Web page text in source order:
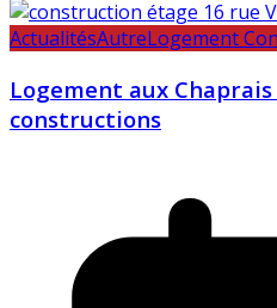
ActualitésAutreLogement
Logement aux
constructions